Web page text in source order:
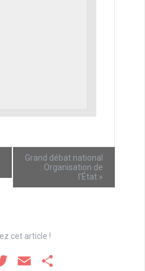
Grand débat national
: Organisation de
l’État »
cet article !
T
E